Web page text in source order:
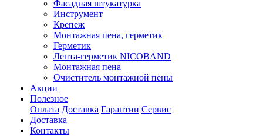
Фасадная штукатурка
Инструмент
Крепеж
Монтажная пена, герметик
Герметик
Лента-герметик NICOBAND
Монтажная пена
Очиститель монтажной пены
Акции
Полезное
Оплата Доставка Гарантии Сервис
Доставка
Контакты